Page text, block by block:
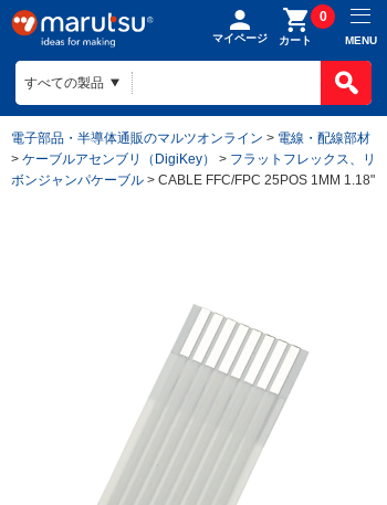
マイページ カート
0
MENU
電子部品・半導体通販のマルツオンライン > 電線・配線部材
> ケーブルアセンブリ（DigiKey） > フラットフレックス、リ
ボンジャンパケーブル > CABLE FFC/FPC 25POS 1MM 1.18"